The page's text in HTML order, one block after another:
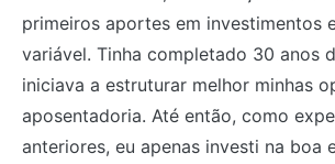
primeiros aportes em investimentos
variável. Tinha completado 30 anos
iniciava a estruturar melhor minhas
aposentadoria. Até então, como
anteriores, eu apenas investi na boa